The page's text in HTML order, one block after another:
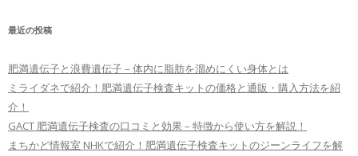
最近の投稿
肥満遺伝子と浪費遺伝子 – 体内に脂肪を溜めにくい身体とは
ミライダネで紹介！肥満遺伝子検査キットの価格と通販・購入方法を紹
介！
GACT 肥満遺伝子検査の口コミと効果 – 特徴から使い方を解説！
まちかど情報室 NHKで紹介！肥満遺伝子検査キットのジーンライフを解